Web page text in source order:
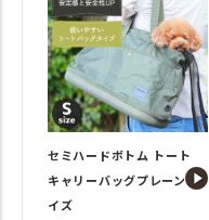
セミハードボトム トート
キャリーバッグプレーンSサ
イズ